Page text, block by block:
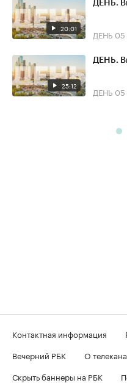
20:01
ДЕНЬ.
ДЕНЬ 05
25:12
ДЕНЬ.
ДЕНЬ 05
Контактная информация
Вечерний РБК
О
Скрыть баннеры на РБК